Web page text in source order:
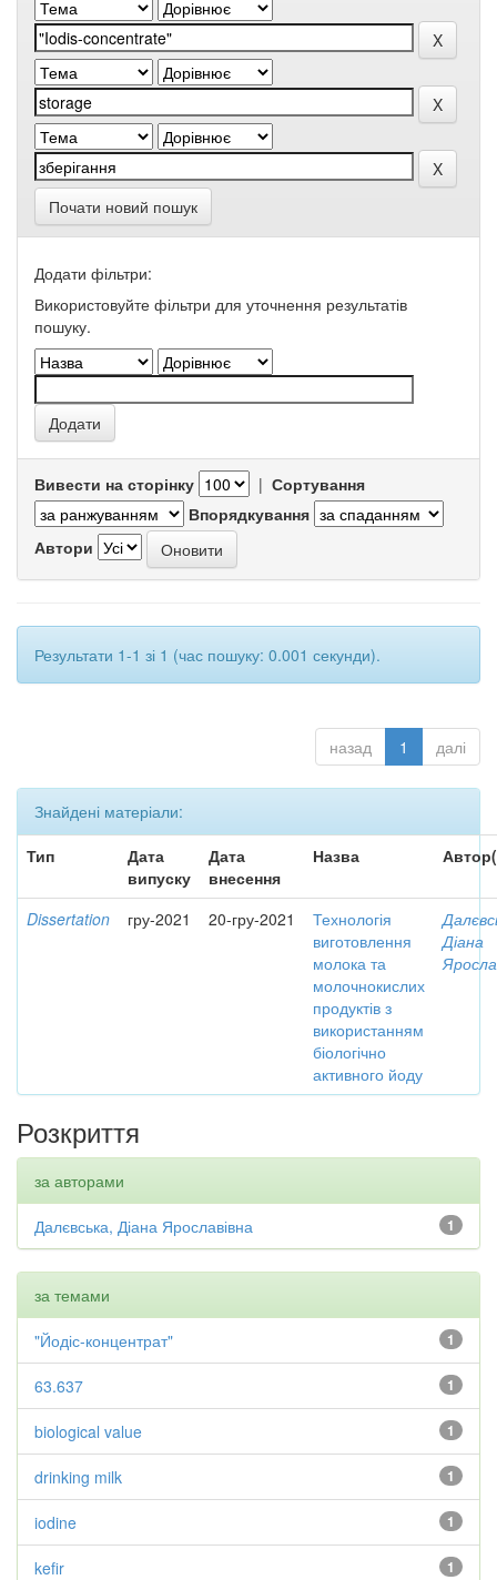
Почати новий пошук
Додати фільтри:
Використовуйте фільтри для уточнення результатів
пошуку.
Вивести на сторінку | Сортування
Впорядкування
Автори
Результати 1-1 зі 1 (час пошуку: 0.001 секунди).
назад 1 далі
Знайдені матеріали:
Тип
Дата
випуску
Дата
внесення
Назва
Dissertation гру-2021 20-гру-2021
Технологія
виготовлення
молока та
молочнокислих
продуктів з
використанням
біологічно
активного йоду
Діана
Розкриття
за авторами
1
Далєвська, Діана Ярославівна
за темами
1
"Йодіс-концентрат"
1
63.637
1
biological value
1
drinking milk
1
iodine
1
kefir